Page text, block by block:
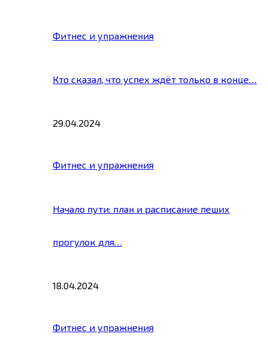
Фитнес и упражнения
Кто сказал, что успех ждёт только в конце…
29.04.2024
Фитнес и упражнения
Начало пути: план и расписание пеших
прогулок для…
18.04.2024
Фитнес и упражнения